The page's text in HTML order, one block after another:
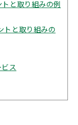
と取り組みの例
トと取り組みの
ス